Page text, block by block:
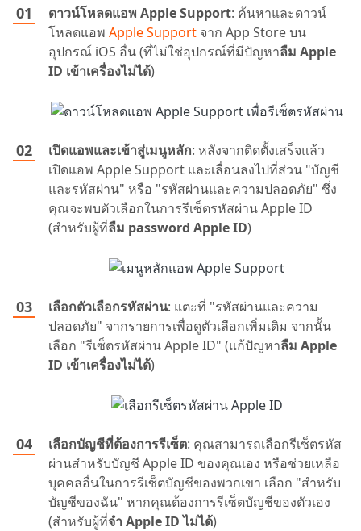
ดาวน์โหลดแอพ Apple Support: ค้นหาและดาวน์
โหลดแอพ Apple Support จาก App Store บน
อุปกรณ์ iOS อื่น (ที่ไม่ใช่อุปกรณ์ที่มีปัญหาลืม Apple
ID เข้าเครื่องไม่ได้)
เปิดแอพและเข้าสู่เมนูหลัก: หลังจากติดตั้งเสร็จแล้ว
เปิดแอพ Apple Support และเลื่อนลงไปที่ส่วน "บัญชี
และรหัสผ่าน" หรือ "รหัสผ่านและความปลอดภัย" ซึ่ง
คุณจะพบตัวเลือกในการรีเซ็ตรหัสผ่าน Apple ID
(สำหรับผู้ที่ลืม password Apple ID)
เลือกตัวเลือกรหัสผ่าน: แตะที่ "รหัสผ่านและความ
ปลอดภัย" จากรายการเพื่อดูตัวเลือกเพิ่มเติม จากนั้น
เลือก "รีเซ็ตรหัสผ่าน Apple ID" (แก้ปัญหาลืม Apple
ID เข้าเครื่องไม่ได้)
เลือกบัญชีที่ต้องการรีเซ็ต: คุณสามารถเลือกรีเซ็ตรหัส
ผ่านสำหรับบัญชี Apple ID ของคุณเอง หรือช่วยเหลือ
บุคคลอื่นในการรีเซ็ตบัญชีของพวกเขา เลือก "สำหรับ
บัญชีของฉัน" หากคุณต้องการรีเซ็ตบัญชีของตัวเอง
(สำหรับผู้ที่จํา Apple ID ไม่ได้)